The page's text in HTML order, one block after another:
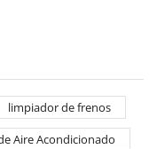
limpiador de frenos
Aire Acondicionado